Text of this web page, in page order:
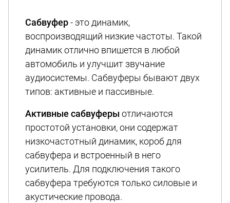
Сабвуфер- это динамик,
воспроизводящий низкие частоты. Такой
динамик отлично впишется в любой
автомобиль и улучшит звучание
аудиосистемы. Сабвуферы бывают двух
типов: активные и пассивные.
Активные сабвуферы отличаются
простотой установки, они содержат
низкочастотный динамик, короб для
сабвуфера и встроенный в него
усилитель. Для подключения такого
сабвуфера требуются только силовые и
акустические провода.